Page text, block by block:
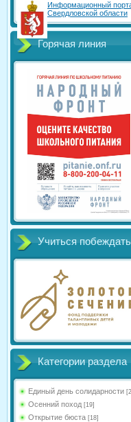
Информационный
Свердловской области
Горячая линия
Учиться
Категории раздела
Единый день солидарности
Осенний поход [19]
Открытие бюста [18]